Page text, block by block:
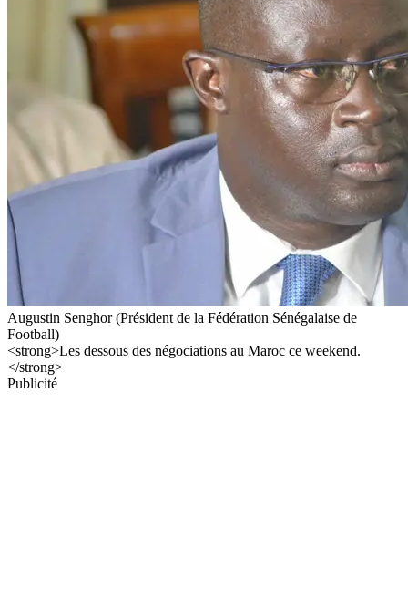
Augustin Senghor (Président de la Fédération Sénégalaise de
Football)
<strong>Les dessous des négociations au Maroc ce weekend.
</strong>
Publicité